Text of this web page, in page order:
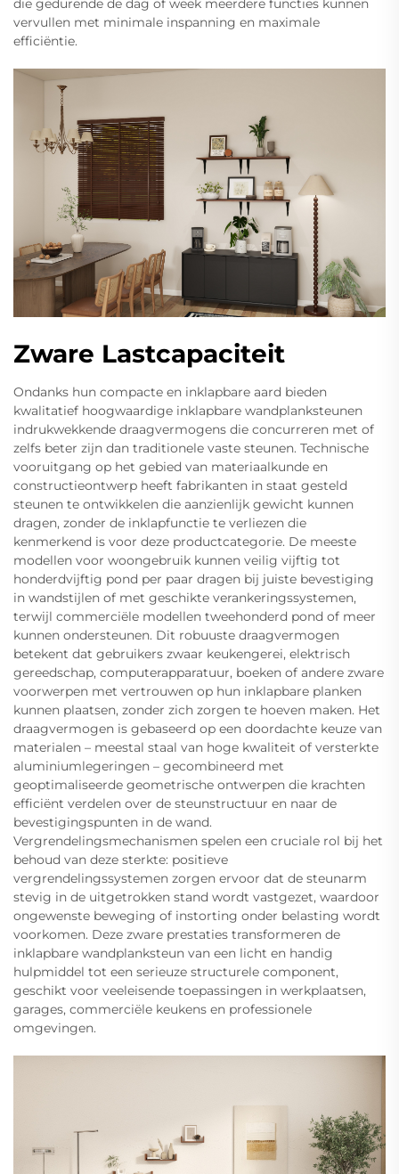
die gedurende de dag of week meerdere functies kunnen
vervullen met minimale inspanning en maximale
efficiëntie.
Zware Lastcapaciteit
Ondanks hun compacte en inklapbare aard bieden
kwalitatief hoogwaardige inklapbare wandplanksteunen
indrukwekkende draagvermogens die concurreren met of
zelfs beter zijn dan traditionele vaste steunen. Technische
vooruitgang op het gebied van materiaalkunde en
constructieontwerp heeft fabrikanten in staat gesteld
steunen te ontwikkelen die aanzienlijk gewicht kunnen
dragen, zonder de inklapfunctie te verliezen die
kenmerkend is voor deze productcategorie. De meeste
modellen voor woongebruik kunnen veilig vijftig tot
honderdvijftig pond per paar dragen bij juiste bevestiging
in wandstijlen of met geschikte verankeringssystemen,
terwijl commerciële modellen tweehonderd pond of meer
kunnen ondersteunen. Dit robuuste draagvermogen
betekent dat gebruikers zwaar keukengerei, elektrisch
gereedschap, computerapparatuur, boeken of andere zware
voorwerpen met vertrouwen op hun inklapbare planken
kunnen plaatsen, zonder zich zorgen te hoeven maken. Het
draagvermogen is gebaseerd op een doordachte keuze van
materialen – meestal staal van hoge kwaliteit of versterkte
aluminiumlegeringen – gecombineerd met
geoptimaliseerde geometrische ontwerpen die krachten
efficiënt verdelen over de steunstructuur en naar de
bevestigingspunten in de wand.
Vergrendelingsmechanismen spelen een cruciale rol bij het
behoud van deze sterkte: positieve
vergrendelingssystemen zorgen ervoor dat de steunarm
stevig in de uitgetrokken stand wordt vastgezet, waardoor
ongewenste beweging of instorting onder belasting wordt
voorkomen. Deze zware prestaties transformeren de
inklapbare wandplanksteun van een licht en handig
hulpmiddel tot een serieuze structurele component,
geschikt voor veeleisende toepassingen in werkplaatsen,
garages, commerciële keukens en professionele
omgevingen.